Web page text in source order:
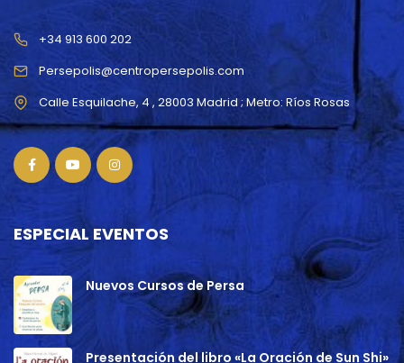
Persepolis@centropersepolis.com
+34 913 600 202
ESPECIAL EVENTOS
Nuevos Cursos de Persa
Presentación del libro «La Oración de Sun Shi»